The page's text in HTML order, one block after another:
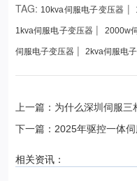
TAG: 10kva伺服电子变压器 |
1kva伺服电子变压器 | 2000w
伺服电子变压器 | 2kva伺服电
上一篇：为什么深圳伺服
下一篇：2025年驱控一体
相关资讯：